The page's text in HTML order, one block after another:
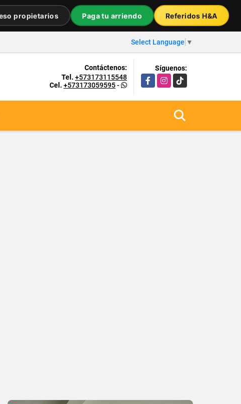
propietarios Paga tu arriendo Referidos H&A
Select Language ▼
Contáctenos:
Tel. +573173115548
Cel. +573173059595-
Síguenos:
FacebookInstagram
TikTok